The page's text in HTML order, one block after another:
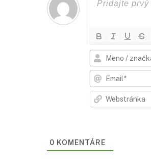
0 KOMENTÁRE